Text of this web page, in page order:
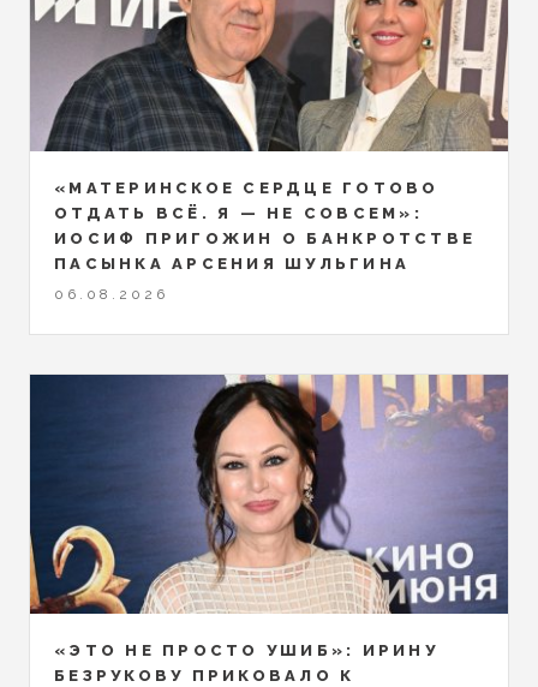
«МАТЕРИНСКОЕ СЕРДЦЕ ГОТОВО
ОТДАТЬ ВСЁ. Я — НЕ СОВСЕМ»:
ИОСИФ ПРИГОЖИН О БАНКРОТСТВЕ
ПАСЫНКА АРСЕНИЯ ШУЛЬГИНА
06.08.2026
«ЭТО НЕ ПРОСТО УШИБ»: ИРИНУ
БЕЗРУКОВУ ПРИКОВАЛО К